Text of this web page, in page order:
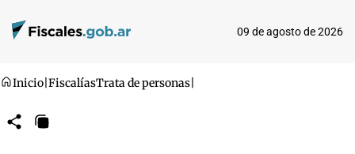
09 de agosto de 2026
Inicio FiscalíasTrata de personas
CompartirCopiar